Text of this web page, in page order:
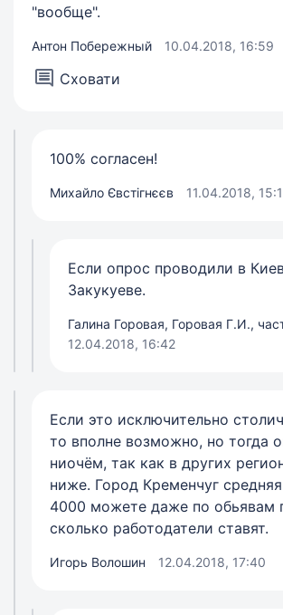
"вообще".
Антон Побережный 10.04.2018, 16:59
Сховати
100% согласен!
Михайло Євстігнєєв 11.04.2018,
Если опрос проводили в
Закукуеве.
Галина Горовая, Горовая Г.И.,
12.04.2018, 16:42
Если это исключительно
то вполне возможно, но тогда
ниочём, так как в других
ниже. Город Кременчуг средняя
4000 можете даже по обьявам
сколько работодатели ставят.
Игорь Волошин 12.04.2018, 17:40